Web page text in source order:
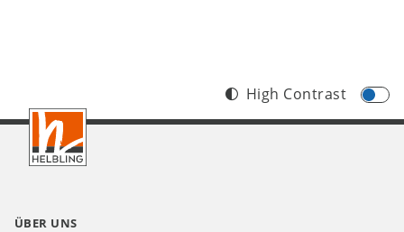
Footer
CH
High Contrast
ÜBER UNS